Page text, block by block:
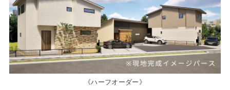
《ハーフオーダー》